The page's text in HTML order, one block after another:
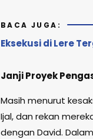
BACA JUGA:
Eksekusi di Lere
Janji Proyek
Masih menurut
Ijal, dan rekan
dengan David.